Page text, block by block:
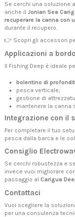
Se cerchi una soluzione
anche il Jonian Sea
recuperare la canna con
durante il recupero.
👉 Scopri gli accessori
Applicazioni a bordo
Il Fishing Deep è ideale
bolentino di
pesca verticale;
gestione di
mantenere la canna
Integrazione con il
Per completare il tuo
pesca dalla barca e le
Consiglio
Se cerchi robustezza e
invece vuoi migliorare
passaggio al Carigua
Contattaci
Vuoi scegliere la
per una consulenza